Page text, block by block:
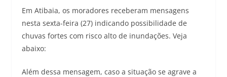
Em Atibaia, os moradores receberam mensagens
nesta sexta-feira (27) indicando possibilidade de
chuvas fortes com risco alto de inundações. Veja
abaixo:
Além dessa mensagem, caso a situação se agrave a